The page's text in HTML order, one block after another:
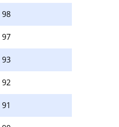
98
97
93
92
91